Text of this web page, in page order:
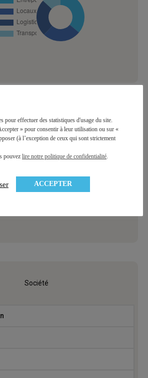
Société
pour effectuer des statistiques d'usage du site.
» pour consentir à leur utilisation ou sur «
(à l’exception de ceux qui sont strictement
pouvez lire notre politique de confidentialité.
ACCEPTER